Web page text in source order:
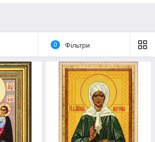
0 Фільтри